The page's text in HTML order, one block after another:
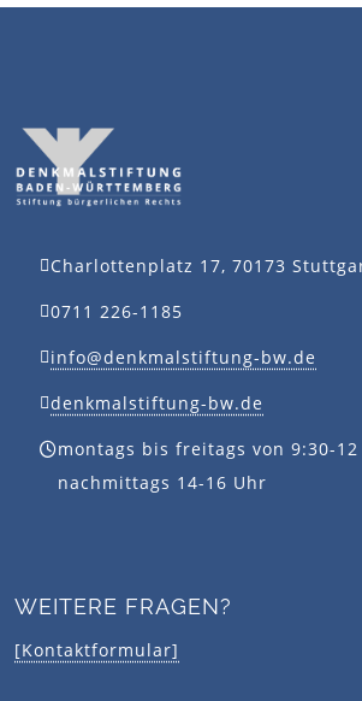
Charlottenplatz 17, 70173
0711 226-1185
info@denkmalstiftung-bw.de
denkmalstiftung-bw.de
montags bis freitags von 9:30-
nachmittags 14-16 Uhr
WEITERE FRAGEN?
[Kontaktformular]